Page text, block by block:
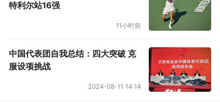
特利尔站16强
11小时前
中国代表团自我总结：四大突破 克
服设项挑战
2024-08-11 14:14